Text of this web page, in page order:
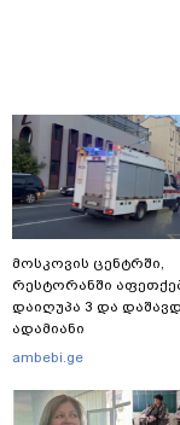
მოსკოვის ცენტრში,
რესტორანში
დაიღუპა 3 და
ადამიანი
ambebi.ge